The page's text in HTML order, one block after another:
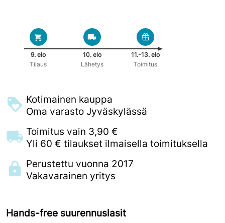
9. elo
Tilaus
10. elo
Lähetys
11.-13. elo
Toimitus
Kotimainen kauppa
Oma varasto Jyväskylässä
Toimitus vain 3,90 €
Yli 60 € tilaukset ilmaisella toimituksella
Perustettu vuonna 2017
Vakavarainen yritys
Hands-free suurennuslasit